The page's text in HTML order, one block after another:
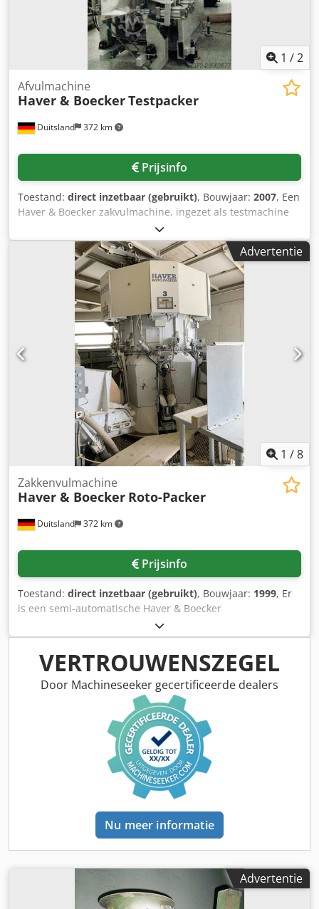
1 /2
Duitsland 372 km
Afvulmachine
Haver & BoeckerTestpacker
Prijsinfo
Toestand: direct inzetbaar (gebruikt), Bouwjaar: 2007, Een
Haver & Boecker zakvulmachine, ingezet als testmachine
voor het afvullen van diverse poedervormige
stortgoederen, inclusief MEC 3 weeg-elektronica, staat ter
beschikking. Weegbereik: 10kg-50kg, instelstap: 50g,
zakvulgewicht: 25kg, afvulcapaciteit bij 25kg: ca. 180
stuks/uur, maximale productvochtigheid: 0%,
afvultemperatuur product: 20°C, zakmateriaal: 2-laags
papier/PE met filtervlies. Documentatie aanwezig.
Bezichtiging ter plaatse mogelijk. Dodpfjx U Dv Sox Aglock
Advertentie
1 /8
Duitsland 372 km
Zakkenvulmachine
Haver & Boecker Roto-Packer
Prijsinfo
Toestand: direct inzetbaar (gebruikt), Bouwjaar: 1999, Er
is een semi-automatische Haver & Boecker
zakkenvulmachine beschikbaar. Stations: max. 6
zakgewicht: 25 kg, vulcapaciteit: 1600 zakken/uur,
zakformaten: ongebluste kalk/hydraatkalk/cement/gips,
korrelgrootte: instelbaar, besturing: Siemens S7. De
machine is in 2025 geüpdatet. Documentatie beschikbaar.
Een bezoek ter plaatse is mogelijk. Dsdpsv Tcq Hsfx Aglsck
VERTROUWENSZEGEL
Door Machineseeker gecertificeerde dealers
Nu meer informatie
Advertentie